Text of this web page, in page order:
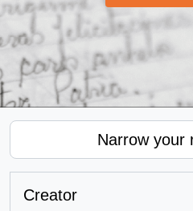
Narrow your
Creator